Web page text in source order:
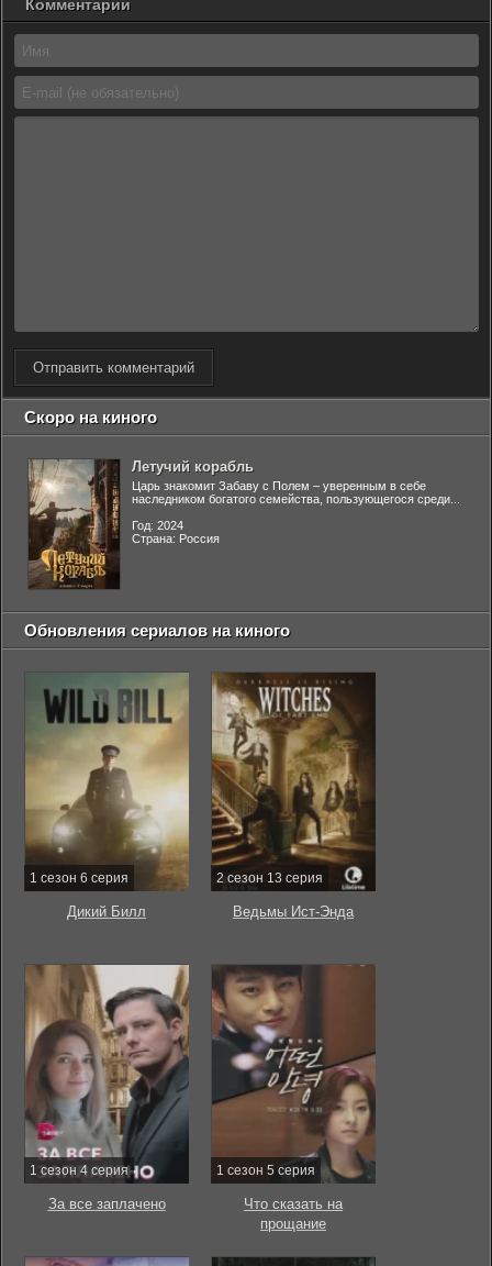
Комментарии
Отправить комментарий
Скоро на киного
Летучий корабль
Царь знакомит Забаву с Полем – уверенным в себе
наследником богатого семейства, пользующегося среди...
Год: 2024
Страна: Россия
Обновления сериалов на киного
1 сезон 6 серия
Дикий Билл
2 сезон 13 серия
Ведьмы Ист-Энда
1 сезон 4 серия
За все заплачено
1 сезон 5 серия
Что сказать на
прощание